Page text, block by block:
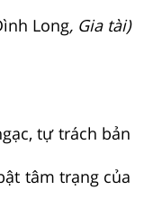
Long, Gia tài)
tự trách bản
tâm trạng của